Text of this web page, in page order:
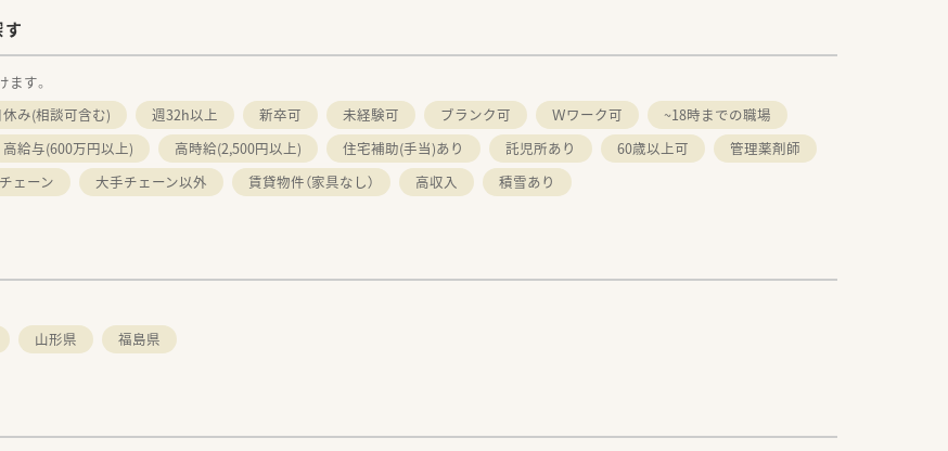
す。
休み(相談可含む) 週32h以上 新卒可 未経験可 ブランク可 Ｗワーク可
~18時までの職場
高給与(600万円以上) 高時給(2,500円以上) 住宅補助(手当)あり 託児所あり 60歳以上可
管理薬剤師
ェーン 大手チェーン以外 賃貸物件（家具なし） 高収入 積雪あり
山形県 福島県